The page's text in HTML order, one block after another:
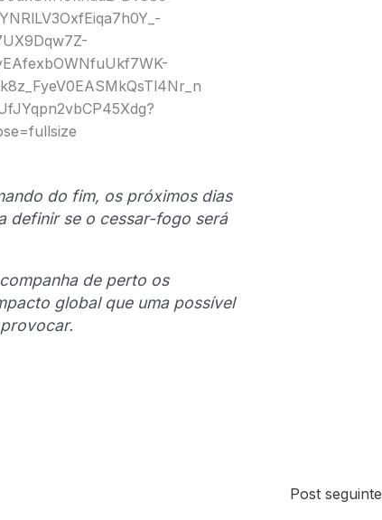
do fim, os próximos dias
definir se o cessar-fogo será
de perto os
global que uma possível
Post seguinte